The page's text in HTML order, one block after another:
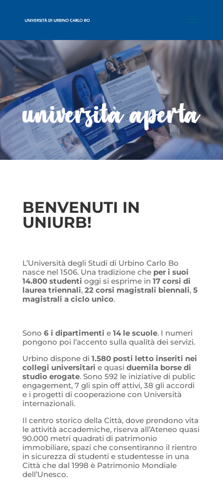
BENVENUTI IN
UNIURB!
L’Università degli Studi di Urbino Carlo Bo
nasce nel 1506. Una tradizione che per i suoi
14.800 studenti oggi si esprime in 17 corsi di
laurea triennali, 22 corsi magistrali biennali, 5
magistrali a ciclo unico.
Sono 6 i dipartimenti e 14 le scuole. I numeri
pongono poi l’accento sulla qualità dei servizi.
Urbino dispone di 1.580 posti letto inseriti nei
collegi universitari e quasi duemila borse di
studio erogate. Sono 592 le iniziative di public
engagement, 7 gli spin off attivi, 38 gli accordi
e i progetti di cooperazione con Università
internazionali.
Il centro storico della Città, dove prendono vita
le attività accademiche, riserva all’Ateneo quasi
90.000 metri quadrati di patrimonio
immobiliare, spazi che consentiranno il rientro
in sicurezza di studenti e studentesse in una
Città che dal 1998 è Patrimonio Mondiale
dell’Unesco.